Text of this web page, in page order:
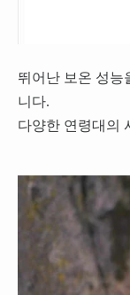
뛰어난 보온 성능
니다.
다양한 연령대의